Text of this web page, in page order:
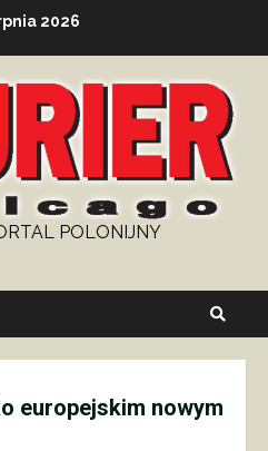
2026
POLONIJNY
europejskim nowym